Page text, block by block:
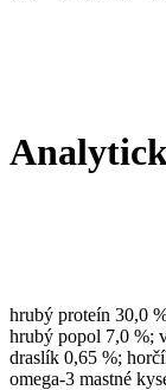
hrubý proteín 30,0
hrubý popol 7,0 %;
draslík 0,65 %;
omega-3 mastné